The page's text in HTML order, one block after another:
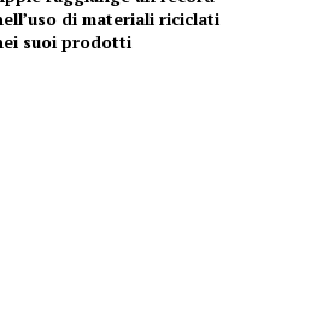
di materiali riciclati
suoi prodotti